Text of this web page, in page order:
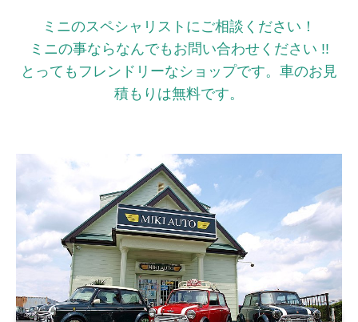
ミニのスペシャリストにご相談ください！
ミニの事ならなんでもお問い合わせください !!
とってもフレンドリーなショップです。車のお見
積もりは無料です。